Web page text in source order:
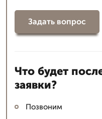
Задать вопрос
Что будет
заявки?
Позвоним